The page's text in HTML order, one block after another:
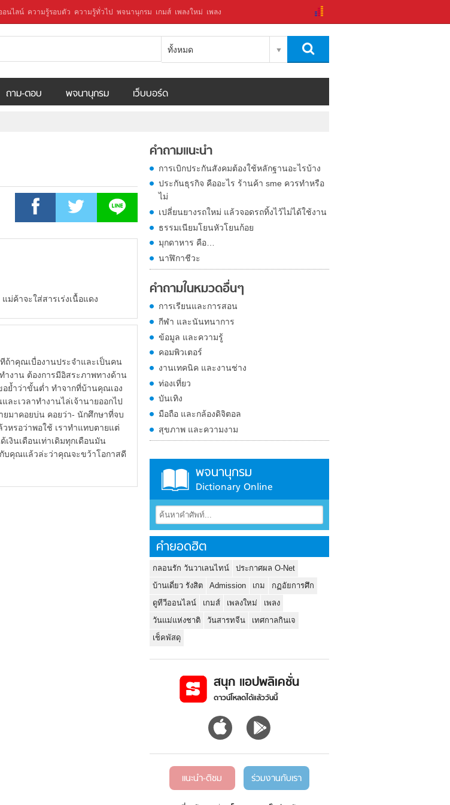
อนไลน์ ความรู้รอบตัว ความรู้ทั่วไป พจนานุกรม เกมส์ เพลงใหม่ เพลง
ทั้งหมด
ถาม-ตอบ พจนานุกรม เว็บบอร์ด
ม่ค้าจะใส่สารเร่งเนื้อแดง
ถ้าคุณเบื่องานประจำและเป็นคน
งาน ต้องการมีอิสระภาพทางด้าน
อย้ำว่าขั้นต่ำ ทำจากที่บ้านคุณเอง
ละเวลาทำงานไล่เจ้านายออกไป
ยมาคอยบ่น คอยว่า- นักศึกษาที่จบ
หรอว่าพอใช้ เราทำแทบตายแต่
เงินเดือนเท่าเดิมทุกเดือนมัน
บคุณแล้วล่ะว่าคุณจะขว้าโอกาสดี
คำถามแนะนำ
การเบิกประกันสังคมต้องใช้หลักฐานอะไรบ้าง
ประกันธุรกิจ คืออะไร ร้านค้า sme ควรทำหรือ
ไม่
เปลี่ยนยางรถใหม่ แล้วจอดรถทิ้งไว้ไม่ได้ใช้งาน
ธรรมเนียมโยนหัวโยนก้อย
มุกดาหาร คือ…
นาฬิกาชีวะ
คำถามในหมวดอื่นๆ
การเรียนและการสอน
กีฬา และนันทนาการ
ข้อมูล และความรู้
คอมพิวเตอร์
งานเทคนิค และงานช่าง
ท่องเที่ยว
บันเทิง
มือถือ และกล้องดิจิตอล
สุขภาพ และความงาม
พจนานุกรม
Dictionary Online
คำยอดฮิต
กลอนรัก วันวาเลนไทน์
ประกาศผล O-Net
บ้านเดี่ยว รังสิต
Admission เกม
กฏอัยการศึก
ดูทีวีออนไลน์
เกมส์ เพลงใหม่
เพลง
วันแม่แห่งชาติ
วันสารทจีน
เทศกาลกินเจ
เช็คพัสดุ
สนุก แอปพลิเคชั่น
ดาวน์โหลดได้แล้ววันนี้
แนะนำ-ติชม ร่วมงานกับเรา